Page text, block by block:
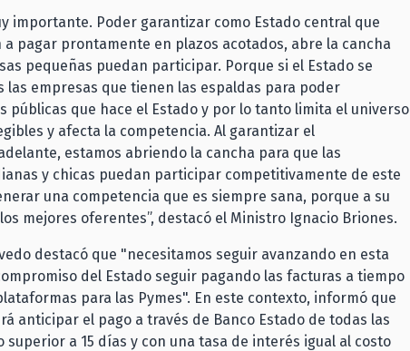
importante. Poder garantizar como Estado central que
pagar prontamente en plazos acotados, abre la cancha
pequeñas puedan participar. Porque si el Estado se
las empresas que tienen las espaldas para poder
públicas que hace el Estado y por lo tanto limita el universo
y afecta la competencia. Al garantizar el
estamos abriendo la cancha para que las
y chicas puedan participar competitivamente de este
una competencia que es siempre sana, porque a su
mejores oferentes”, destacó el Ministro Ignacio Briones.
destacó que "necesitamos seguir avanzando en esta
del Estado seguir pagando las facturas a tiempo
para las Pymes". En este contexto, informó que
anticipar el pago a través de Banco Estado de todas las
a 15 días y con una tasa de interés igual al costo